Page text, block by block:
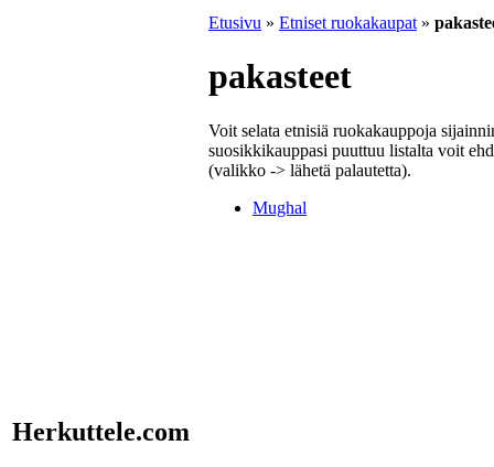
Herkuttele.com
Etusivu » Etniset ruokakaupat »
pakasteet
Voit selata etnisiä ruokakauppoja
suosikkikauppasi puuttuu listalta voit
(valikko -> lähetä palautetta).
Mughal